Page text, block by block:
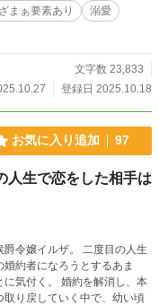
ざまぁ要素あり
溺愛
文字数 23,833
登録日 2025.10.18
お気に入り追加 97
人生で恋をした相手は
令嬢イルザ。 二度目の人生
約者になろうとするあま
に気付く。 婚約を解消し、本
り戻していく中で、幼い頃